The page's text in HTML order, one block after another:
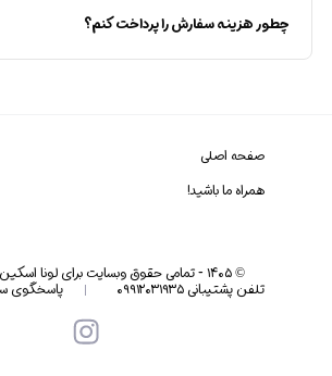
چطور هزینه سفارش را پرداخت کنم؟
صفحه اصلی
همراه ما باشید!
©۱۴۰۵-تمامی حقوق وبسایت برای لونا
تلفن پشتیبانی ۰۹۹۱۲۰۳۱۹۳۵ پاسخگوی